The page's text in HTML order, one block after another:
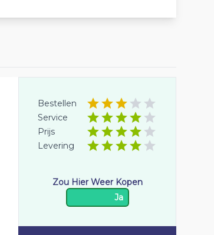
Bestellen
Service
Prijs
Levering
Zou Hier Weer Kopen
Ja